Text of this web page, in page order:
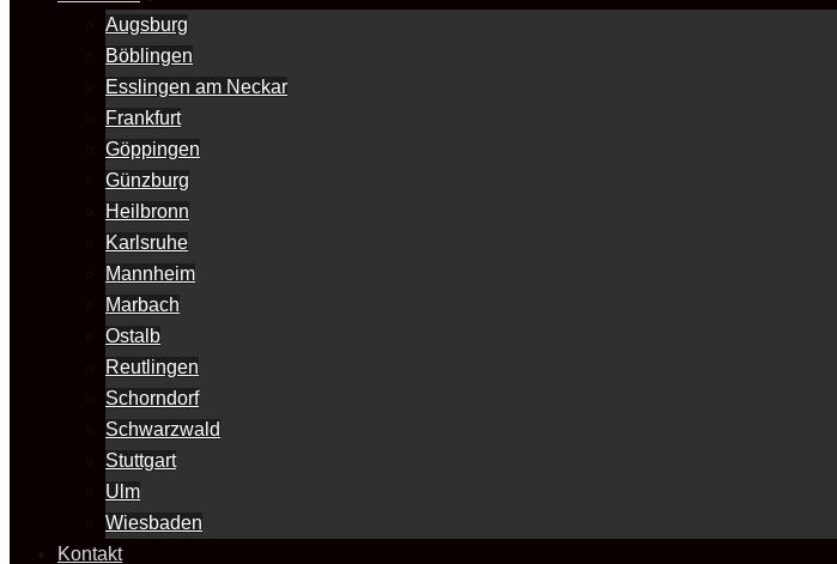
Augsburg
Böblingen
Esslingen am Neckar
Frankfurt
Göppingen
Günzburg
Heilbronn
Karlsruhe
Mannheim
Marbach
Ostalb
Reutlingen
Schorndorf
Schwarzwald
Stuttgart
Ulm
Wiesbaden
Kontakt